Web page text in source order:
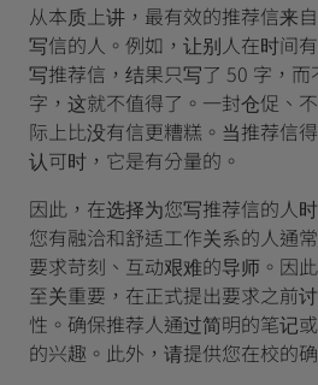
从本质上讲，最有效的推荐信来
写信的人。例如，让别人在时间
写推荐信，结果只写了 50 字，
字，这就不值得了。一封仓促、
际上比没有信更糟糕。当推荐信
认可时，它是有分量的。
因此，在选择为您写推荐信的人
您有融洽和舒适工作关系的人通
要求苛刻、互动艰难的导师。因
至关重要，在正式提出要求之前
性。确保推荐人通过简明的笔记
的兴趣。此外，请提供您在校的